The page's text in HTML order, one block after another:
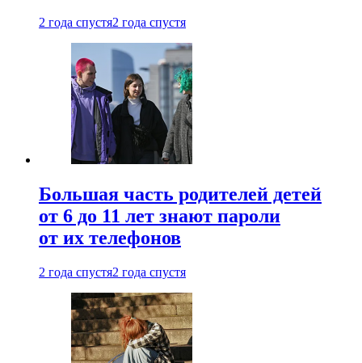
2 года спустя2 года спустя
Большая часть родителей детей
от 6 до 11 лет знают пароли
от их телефонов
2 года спустя2 года спустя